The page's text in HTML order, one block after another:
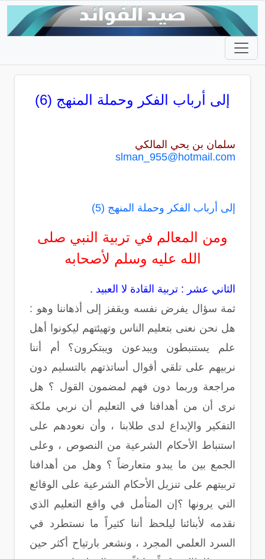
إلى أرباب الفكر وحملة المنهج (6)
سلمان بن يحي المالكي
slman_955@hotmail.com
إلى أرباب الفكر وحملة المنهج (5)
ومن المعالم في تربية النبي صلى
الله عليه وسلم لأصحابه
الثاني عشر : تربية القادة لا العبيد .
ثمة سؤال يفرض نفسه ويقفز إلى أذهاننا وهو :
هل نحن نعنى بتعليم الناس وتهيئتهم ليكونوا أهل
علم يستنبطون ويبدعون ويبتكرون؟ أم أننا
نربيهم على تلقي أقوال أساتذتهم بالتسليم دون
مراجعة وربما دون فهم لمضمون القول ؟ هل
نرى أن من أهدافنا في التعليم أن نربي ملكة
التفكير والإبداع لدى طلابنا ، وأن نعودهم على
استنباط الأحكام الشرعية من النصوص ، وعلى
الجمع بين ما يبدو متعارضاً ؟ وهل من أهدافنا
تربيتهم على تنزيل الأحكام الشرعية على الوقائع
التي يرونها ؟إن المتأمل في واقع التعليم الذي
نقدمه لأبنائنا ليلحظ أننا كثيراً ما نستطرد في
السرد العلمي المجرد ، ونشعر بارتياح أكثر حين